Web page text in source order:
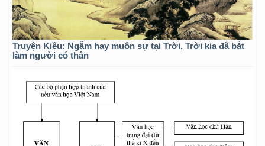
Truyện Kiều: Ngẫm hay muôn sự tại Trời, Trời kia đã bắt
làm người có thân